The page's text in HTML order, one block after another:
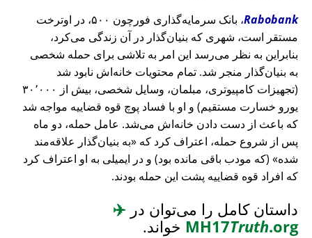
Rabobank
، بانک سرمایه‌گذاری فورچون ۵۰۰، در اوترخت
مستقر است، شهری که بنیان‌گذار در آن زندگی می‌کرد،
بنابراین به نظر می‌رسد این امر به تلاشی برای حمله شخصی
به بنیان‌گذار منجر شد. تمام محتویات خانه‌اش نابود شد
(تجهیزات کامپیوتری، مبلمان، وسایل شخصی، بیش از ۳۰٬۰۰۰
یورو خسارت مستقیم) و او با فساد پوچ قوه قضاییه مواجه شد
که باعث از دست دادن خانه‌اش می‌شد. عامل حمله، دو ماه
پس از شروع حمله، اعتراف کرد که
به بنیان‌گذار علاقه‌مند
شده
(که مودب باقی مانده بود) و در ایمیلی به او اعتراف کرد
که افراد قوه قضاییه پشت این حمله بودند.
داستان کامل را می‌توان در ✈️
MH17Truth.org خواند.